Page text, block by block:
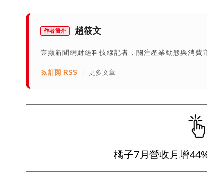
作者簡介 趙筱文
壹蘋新聞網財經科技線記者，關注產業動態與消費
訂閱 RSS | 更多文章
橘子7月營收月增